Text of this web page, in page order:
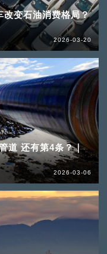
改变石油消费格局？
2026-03-20
道 还有第4条？｜
2026-03-06